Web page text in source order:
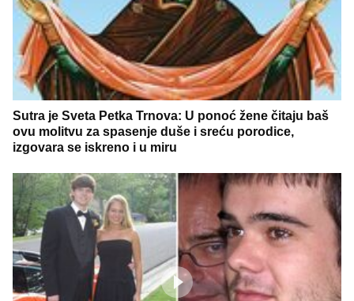
Sutra je Sveta Petka Trnova: U ponoć žene čitaju baš
ovu molitvu za spasenje duše i sreću porodice,
izgovara se iskreno i u miru